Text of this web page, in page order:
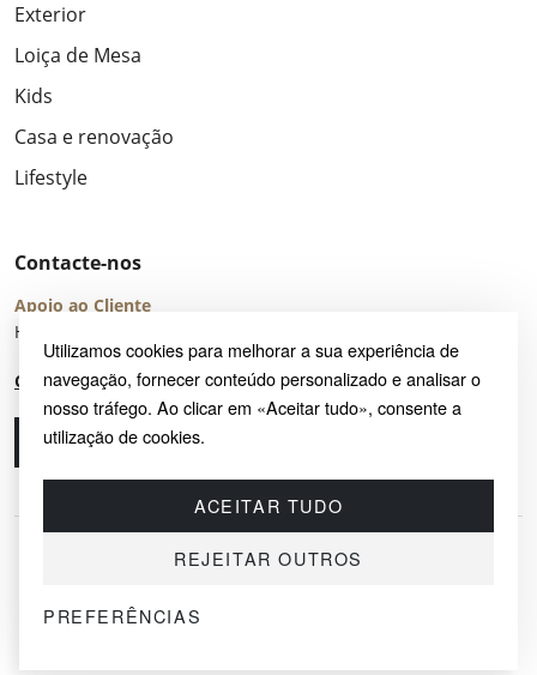
Utilizamos cookies para melhorar a sua experiência de
navegação, fornecer conteúdo personalizado e analisar o
nosso tráfego. Ao clicar em «Aceitar tudo», consente a
utilização de cookies.
ACEITAR TUDO
REJEITAR OUTROS
PREFERÊNCIAS
Exterior
Loiça de Mesa
Kids
Casa e renovação
Lifestyle
Contacte-nos
Apoio ao Cliente
Horário de Atendimento: seg – sex 8:00 – 16:00 (UTC+2)
Centro de Ajuda
Ligue-nos
© 2026 SAYRUG OÜ · KESKLINNA LINNAOSA, AHTRI TN 12, 10151, TALLINN,